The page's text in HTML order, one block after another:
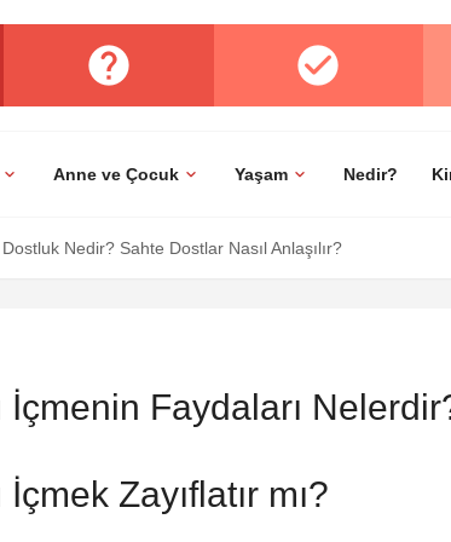
Anne ve Çocuk Yaşam Nedir?
Nedir? Sahte Dostlar Nasıl Anlaşılır?
Faydaları
Zayıflatır mı?